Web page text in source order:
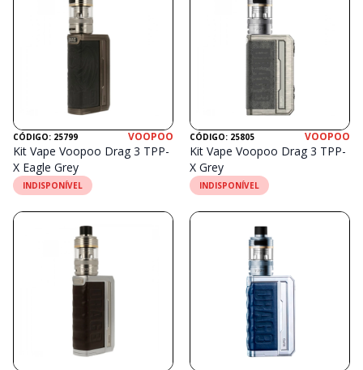
CÓDIGO: 25799 VOOPOO
Kit Vape Voopoo Drag 3 TPP-
X Eagle Grey
INDISPONÍVEL
CÓDIGO: 25805 VOOPOO
Kit Vape Voopoo Drag 3 TPP-
X Grey
INDISPONÍVEL